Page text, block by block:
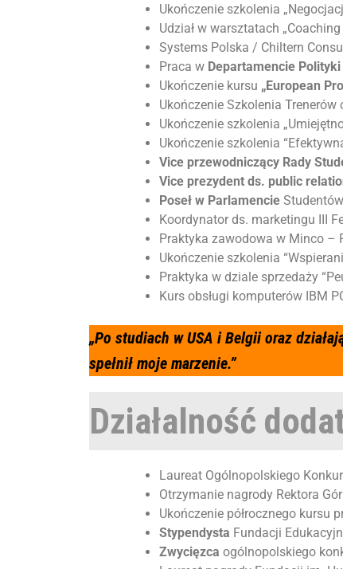
Ukończenie szkolenia
Udział w warsztatach
Systems Polska / Chiltern
Praca w Departamencie
Ukończenie kursu „European
Ukończenie Szkolenia
Ukończenie szkolenia
Ukończenie szkolenia
Vice przewodniczący Rady
Vice prezydent ds. public
Poseł w Parlamencie
Koordynator ds. marketingu III
Praktyka zawodowa w Minco –
Ukończenie szkolenia
Praktyka w dziale sprzedaży
Kurs obsługi komputerów IBM
„Po studiach w USA i Belgii oraz
spełnił moje marzenie.”
Działalność
Laureat Ogólnopolskiego
Otrzymanie nagrody Rektora
Ukończenie półrocznego kursu
Stypendysta Fundacji
Zwycięzca ogólnopolskiego